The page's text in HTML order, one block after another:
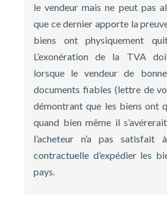
le vendeur mais ne peut pas
que ce dernier apporte la
biens ont physiquement
L’exonération de la TVA
lorsque le vendeur de
documents fiables (lettre de
démontrant que les biens ont
quand bien même il
l’acheteur n’a pas satisfait
contractuelle d’expédier les
pays.